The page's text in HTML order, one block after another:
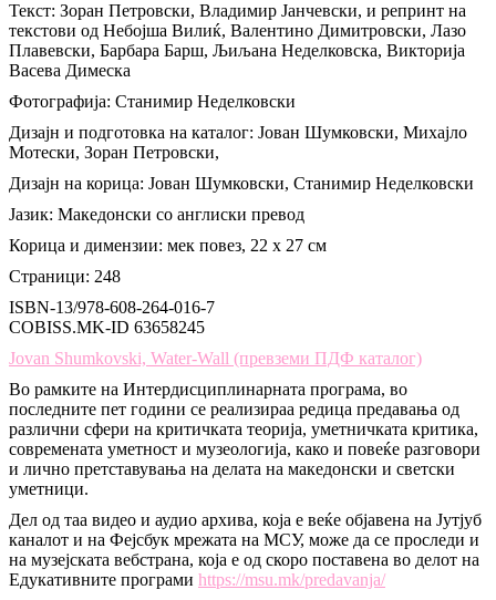
Текст: Зоран Петровски, Владимир Јанчевски, и репринт на
текстови од Небојша Вилиќ, Валентино Димитровски, Лазо
Плавевски, Барбара Барш, Љиљана Неделковска, Викторија
Васева Димеска
Фотографија: Станимир Неделковски
Дизајн и подготовка на каталог: Јован Шумковски, Михајло
Мотески, Зоран Петровски,
Дизајн на корица: Јован Шумковски, Станимир Неделковски
Јазик: Македонски со англиски превод
Корица и димензии: мек повез, 22 х 27 см
Страници: 248
ISBN-13/978-608-264-016-7
COBISS.MK-ID 63658245
Jovan Shumkovski, Water-Wall (превземи ПДФ каталог)
Во рамките на Интердисциплинарната програма, во
последните пет години се реализираа редица предавања од
различни сфери на критичката теорија, уметничката критика,
современата уметност и музеологија, како и повеќе разговори
и лично претставувања на делата на македонски и светски
уметници.
Дел од таа видео и аудио архива, која е веќе објавена на Јутјуб
каналот и на Фејсбук мрежата на МСУ, може да се проследи и
на музејската вебстрана, која е од скоро поставена во делот на
Едукативните програми https://msu.mk/predavanja/